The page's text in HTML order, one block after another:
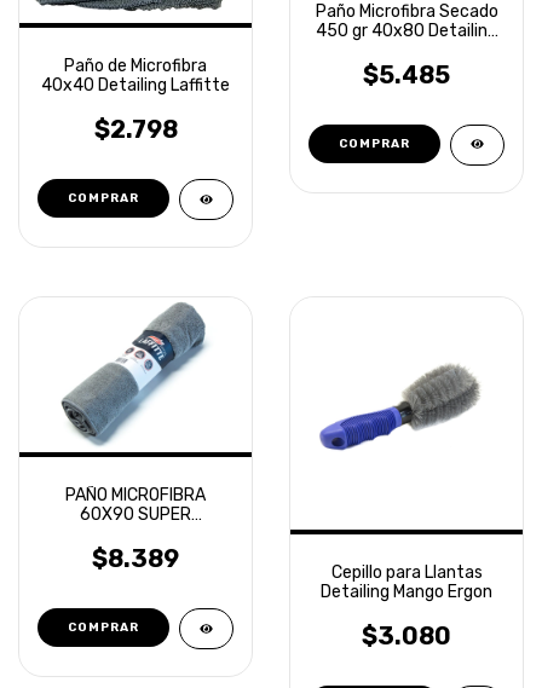
Paño de Microfibra
40x40 Detailing Laffitte
$2.798
Paño Microfibra Secado
450 gr 40x80 Detailing
$5.485
PAÑO MICROFIBRA
60X90 SUPER
$8.389
Cepillo para Llantas
Detailing Mango Ergon
$3.080